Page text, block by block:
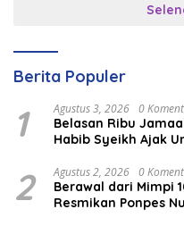
Berita Populer
1 Agustus 3, 2026 0
Belasan Ribu
Habib Syeikh Ajak
2 Agustus 2, 2026 0
Berawal dari Mimpi
Resmikan Ponpes